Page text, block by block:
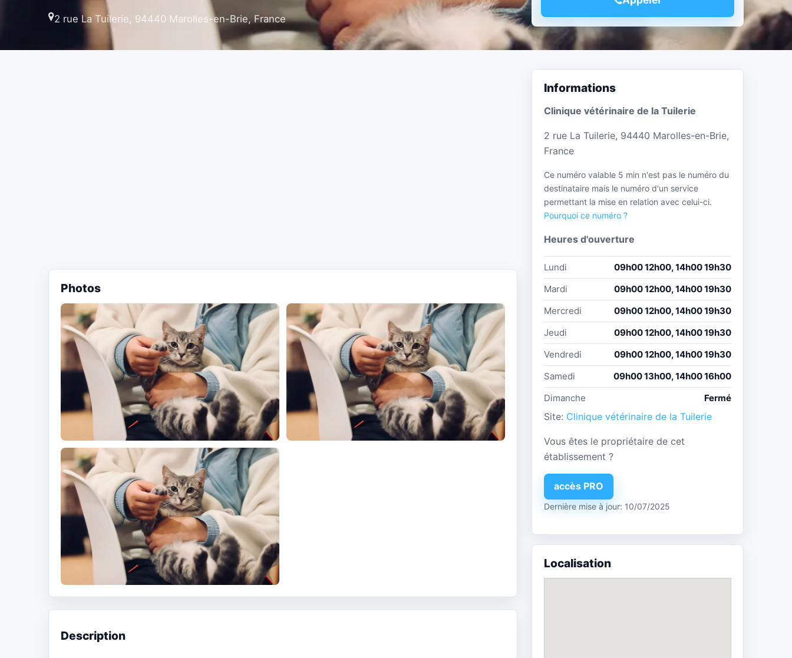
2 rue La Tuilerie, 94440 Marolles-en-Brie, France
Photos
Description
Informations
Clinique vétérinaire de la Tuilerie
2 rue La Tuilerie, 94440 Marolles-en-Brie,
France
Ce numéro valable 5 min n'est pas le numéro du
destinataire mais le numéro d'un service
permettant la mise en relation avec celui-ci.
Pourquoi ce numéro ?
Heures d'ouverture
Lundi
09h00 12h00, 14h00 19h30
Mardi
09h00 12h00, 14h00 19h30
Mercredi
09h00 12h00, 14h00 19h30
Jeudi
09h00 12h00, 14h00 19h30
Vendredi
09h00 12h00, 14h00 19h30
Samedi
09h00 13h00, 14h00 16h00
Dimanche
Fermé
Site: Clinique vétérinaire de la Tuilerie
Vous êtes le propriétaire de cet
établissement ?
accès PRO
Dernière mise à jour: 10/07/2025
Localisation